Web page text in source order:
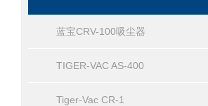
蓝宝CRV-100吸尘器
TIGER-VAC AS-400
Tiger-Vac CR-1